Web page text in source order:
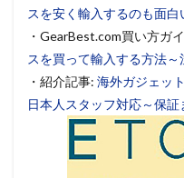
スを安く輸入するのも面白
・GearBest.com買い方ガ
スを買って輸入する方法
・紹介記事: 海外ガジェッ
日本人スタッフ対応～保証